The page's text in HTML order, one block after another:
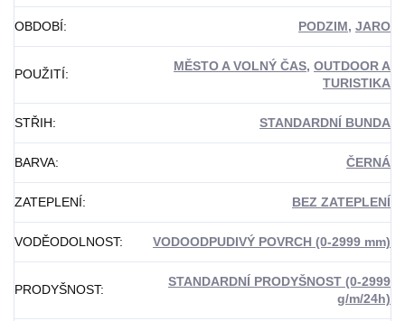
OBDOBÍ: PODZIM, JARO
POUŽITÍ:
MĚSTO A VOLNÝ ČAS, OUTDOOR A
TURISTIKA
STŘIH: STANDARDNÍ BUNDA
BARVA: ČERNÁ
ZATEPLENÍ: BEZ ZATEPLENÍ
VODĚODOLNOST: VODOODPUDIVÝ POVRCH (0-2999 mm)
PRODYŠNOST:
STANDARDNÍ PRODYŠNOST (0-2999
g/m/24h)